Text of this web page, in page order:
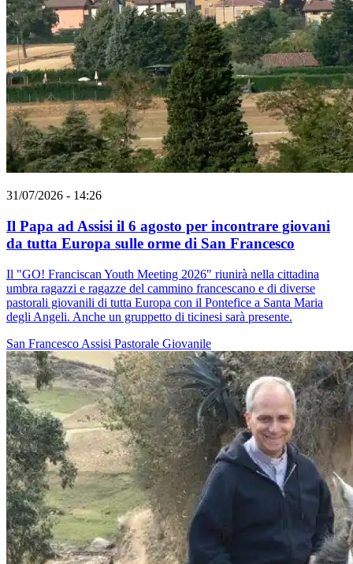
31/07/2026 - 14:26
Il Papa ad Assisi il 6 agosto per incontrare giovani
da tutta Europa sulle orme di San Francesco
Il "GO! Franciscan Youth Meeting 2026" riunirà nella cittadina
umbra ragazzi e ragazze del cammino francescano e di diverse
pastorali giovanili di tutta Europa con il Pontefice a Santa Maria
degli Angeli. Anche un gruppetto di ticinesi sarà presente.
San Francesco Assisi Pastorale Giovanile